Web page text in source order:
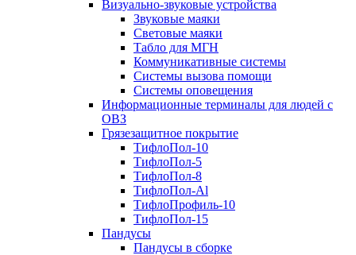
Визуально-звуковые устройства
Звуковые маяки
Световые маяки
Табло для МГН
Коммуникативные системы
Системы вызова помощи
Системы оповещения
Информационные терминалы для людей с
ОВЗ
Грязезащитное покрытие
ТифлоПол-10
ТифлоПол-5
ТифлоПол-8
ТифлоПол-Al
ТифлоПрофиль-10
ТифлоПол-15
Пандусы
Пандусы в сборке